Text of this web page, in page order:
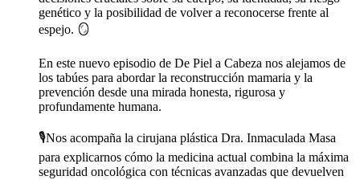
genético y la posibilidad de volver a reconocerse frente al
espejo. 🪞
En este nuevo episodio de De Piel a Cabeza nos alejamos de
los tabúes para abordar la reconstrucción mamaria y la
prevención desde una mirada honesta, rigurosa y
profundamente humana.
🎙️Nos acompaña la cirujana plástica Dra. Inmaculada Masa
para explicarnos cómo la medicina actual combina la máxima
seguridad oncológica con técnicas avanzadas que devuelven